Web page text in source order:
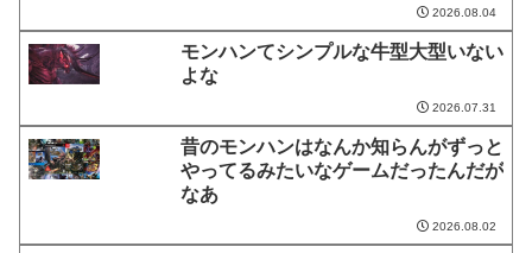
2026.08.04
モンハンてシンプルな牛型大型いない
よな
2026.07.31
昔のモンハンはなんか知らんがずっと
やってるみたいなゲームだったんだが
なあ
2026.08.02